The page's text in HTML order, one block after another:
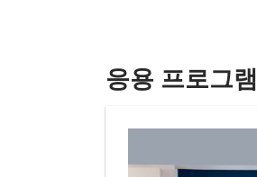
응용 프로그램